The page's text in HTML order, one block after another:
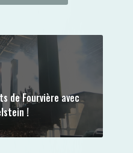
de Fourvière avec
!